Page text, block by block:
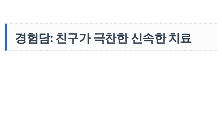
경험담: 친구가 극찬한 신속한 치료